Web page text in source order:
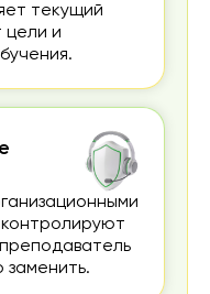
текущий
цели и